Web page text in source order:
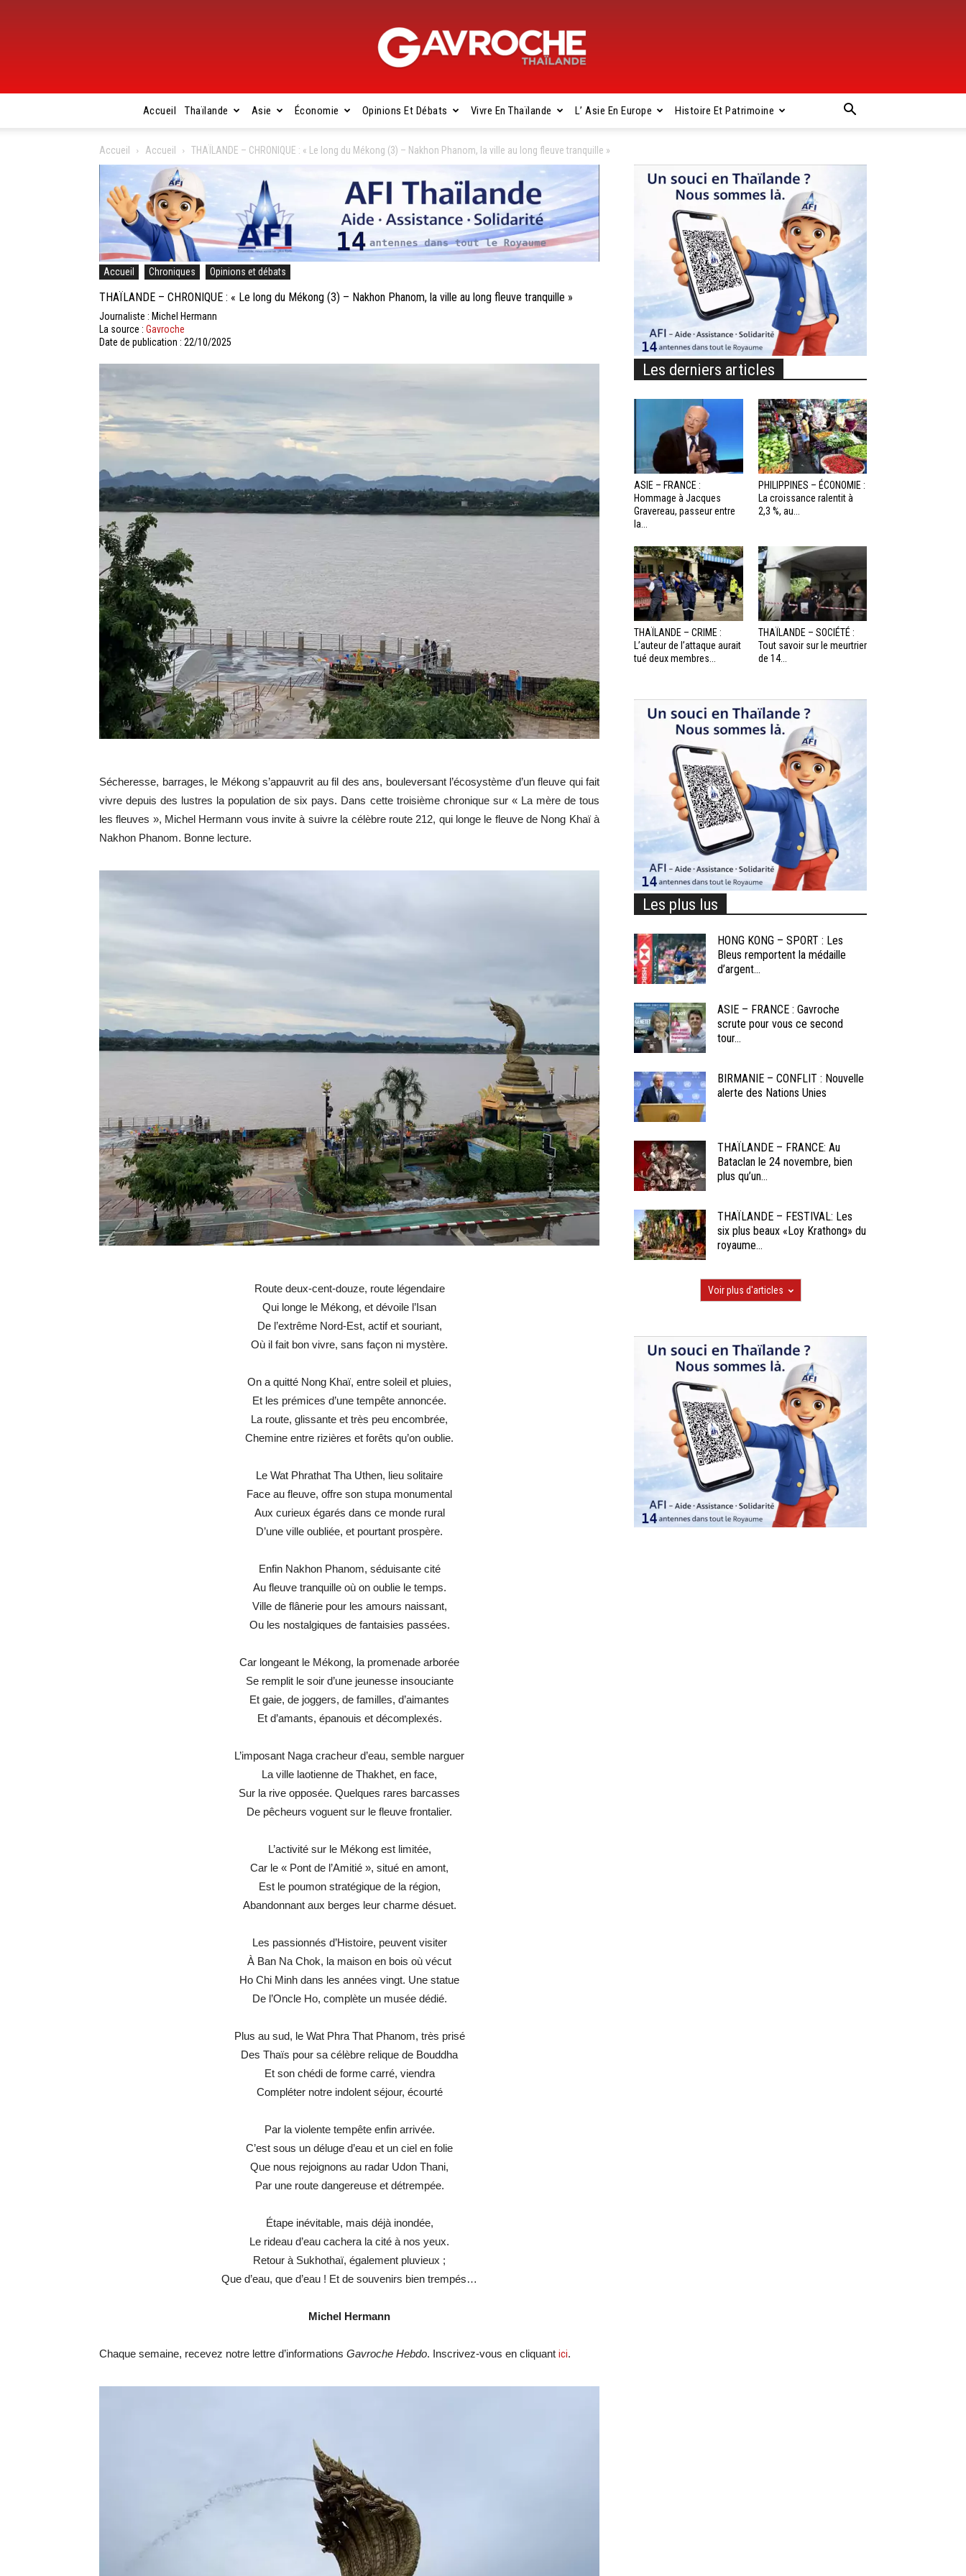
Gavroche
Thaïlande
Accueil Thaïlande Asie Économie Opinions Et Débats Vivre En Thaïlande L’ Asie En Europe Histoire Et Patrimoine
Accueil Accueil THAÏLANDE – CHRONIQUE : « Le long du Mékong (3) – Nakhon Phanom, la ville au long fleuve tranquille »
Accueil Chroniques Opinions et débats
THAÏLANDE – CHRONIQUE : « Le long du Mékong (3) – Nakhon Phanom, la ville au long fleuve tranquille »
Journaliste : Michel Hermann
La source : Gavroche
Date de publication : 22/10/2025
Sécheresse, barrages, le Mékong s’appauvrit au fil des ans, bouleversant l’écosystème d’un fleuve qui fait
vivre depuis des lustres la population de six pays. Dans cette troisième chronique sur « La mère de tous
les fleuves », Michel Hermann vous invite à suivre la célèbre route 212, qui longe le fleuve de Nong Khaï à
Nakhon Phanom. Bonne lecture.
Route deux-cent-douze, route légendaire
Qui longe le Mékong, et dévoile l’Isan
De l’extrême Nord-Est, actif et souriant,
Où il fait bon vivre, sans façon ni mystère.
On a quitté Nong Khaï, entre soleil et pluies,
Et les prémices d’une tempête annoncée.
La route, glissante et très peu encombrée,
Chemine entre rizières et forêts qu’on oublie.
Le Wat Phrathat Tha Uthen, lieu solitaire
Face au fleuve, offre son stupa monumental
Aux curieux égarés dans ce monde rural
D’une ville oubliée, et pourtant prospère.
Enfin Nakhon Phanom, séduisante cité
Au fleuve tranquille où on oublie le temps.
Ville de flânerie pour les amours naissant,
Ou les nostalgiques de fantaisies passées.
Car longeant le Mékong, la promenade arborée
Se remplit le soir d’une jeunesse insouciante
Et gaie, de joggers, de familles, d’aimantes
Et d’amants, épanouis et décomplexés.
L’imposant Naga cracheur d’eau, semble narguer
La ville laotienne de Thakhet, en face,
Sur la rive opposée. Quelques rares barcasses
De pêcheurs voguent sur le fleuve frontalier.
L’activité sur le Mékong est limitée,
Car le « Pont de l’Amitié », situé en amont,
Est le poumon stratégique de la région,
Abandonnant aux berges leur charme désuet.
Les passionnés d’Histoire, peuvent visiter
À Ban Na Chok, la maison en bois où vécut
Ho Chi Minh dans les années vingt. Une statue
De l’Oncle Ho, complète un musée dédié.
Plus au sud, le Wat Phra That Phanom, très prisé
Des Thaïs pour sa célèbre relique de Bouddha
Et son chédi de forme carré, viendra
Compléter notre indolent séjour, écourté
Par la violente tempête enfin arrivée.
C’est sous un déluge d’eau et un ciel en folie
Que nous rejoignons au radar Udon Thani,
Par une route dangereuse et détrempée.
Étape inévitable, mais déjà inondée,
Le rideau d’eau cachera la cité à nos yeux.
Retour à Sukhothaï, également pluvieux ;
Que d’eau, que d’eau ! Et de souvenirs bien trempés…
Michel Hermann
Chaque semaine, recevez notre lettre d’informations Gavroche Hebdo. Inscrivez-vous en cliquant ici.
Les derniers articles
ASIE – FRANCE :
Hommage à Jacques
Gravereau, passeur entre
la...
PHILIPPINES – ÉCONOMIE :
La croissance ralentit à
2,3 %, au...
THAÏLANDE – CRIME :
L’auteur de l’attaque aurait
tué deux membres...
THAÏLANDE – SOCIÉTÉ :
Tout savoir sur le meurtrier
de 14...
Les plus lus
HONG KONG – SPORT : Les
Bleus remportent la médaille
d’argent...
ASIE – FRANCE : Gavroche
scrute pour vous ce second
tour...
BIRMANIE – CONFLIT : Nouvelle
alerte des Nations Unies
THAÏLANDE – FRANCE: Au
Bataclan le 24 novembre, bien
plus qu’un...
THAÏLANDE – FESTIVAL: Les
six plus beaux «Loy Krathong» du
royaume...
Voir plus d'articles